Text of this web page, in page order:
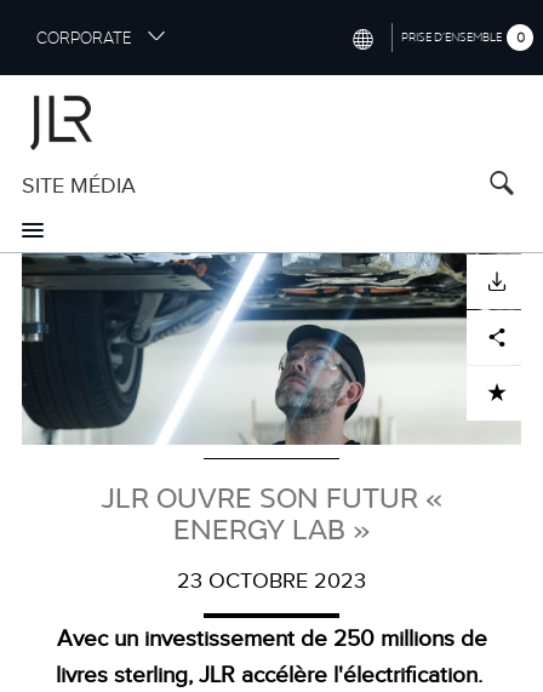
i
m
n
c
o
n
e
CORPORATE
FRANCE (FRANÇAIS)
SPAIN (ESPAÑOL)
ITALY (ITALIANO)
PRISE D’ENSEMBLE 0
SITE MÉDIA
Visuel
TÉLÉCHARGER
ADD TO CART
Facebook Share
JLR OUVRE SON FUTUR «
ENERGY LAB »
23 OCTOBRE 2023
Avec un investissement de 250 millions de
livres sterling, JLR accélère l'électrification.